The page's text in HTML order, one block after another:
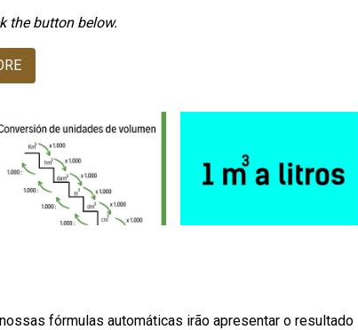
the button below.
fórmulas automáticas irão apresentar o resultado